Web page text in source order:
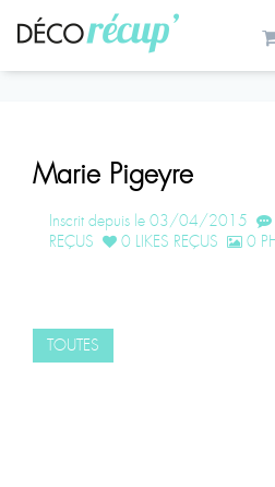
Marie Pigeyre
Inscrit depuis le 03/04/2015
REÇUS
0 LIKES REÇUS 0
TOUTES